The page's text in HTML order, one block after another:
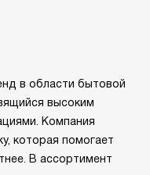
в области бытовой
высоким
Компания
которая помогает
В ассортимент